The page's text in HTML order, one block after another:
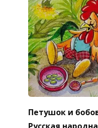
Петушок и
Русская